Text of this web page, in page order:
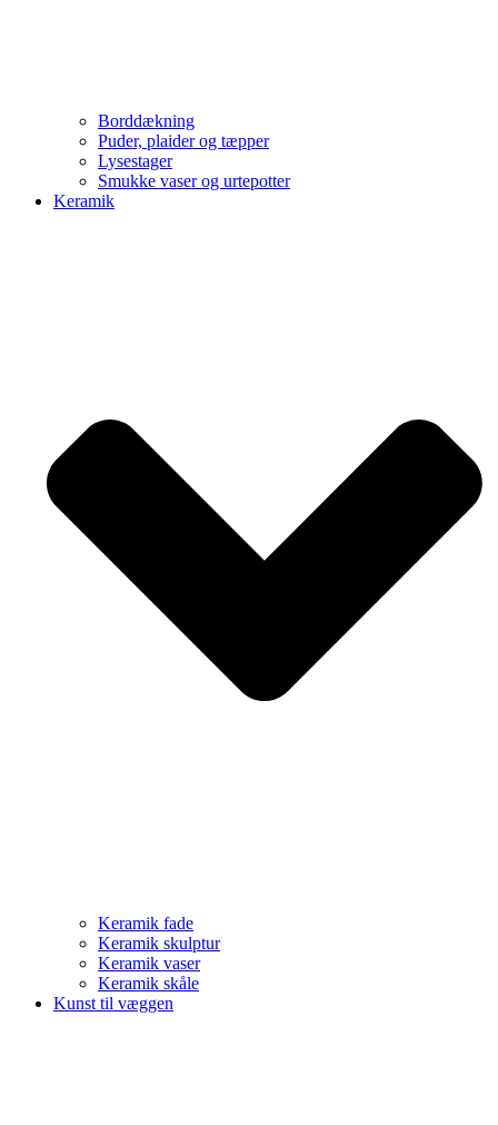
Borddækning
Puder, plaider og tæpper
Lysestager
Smukke vaser og urtepotter
Keramik
Keramik fade
Keramik skulptur
Keramik vaser
Keramik skåle
Kunst til væggen